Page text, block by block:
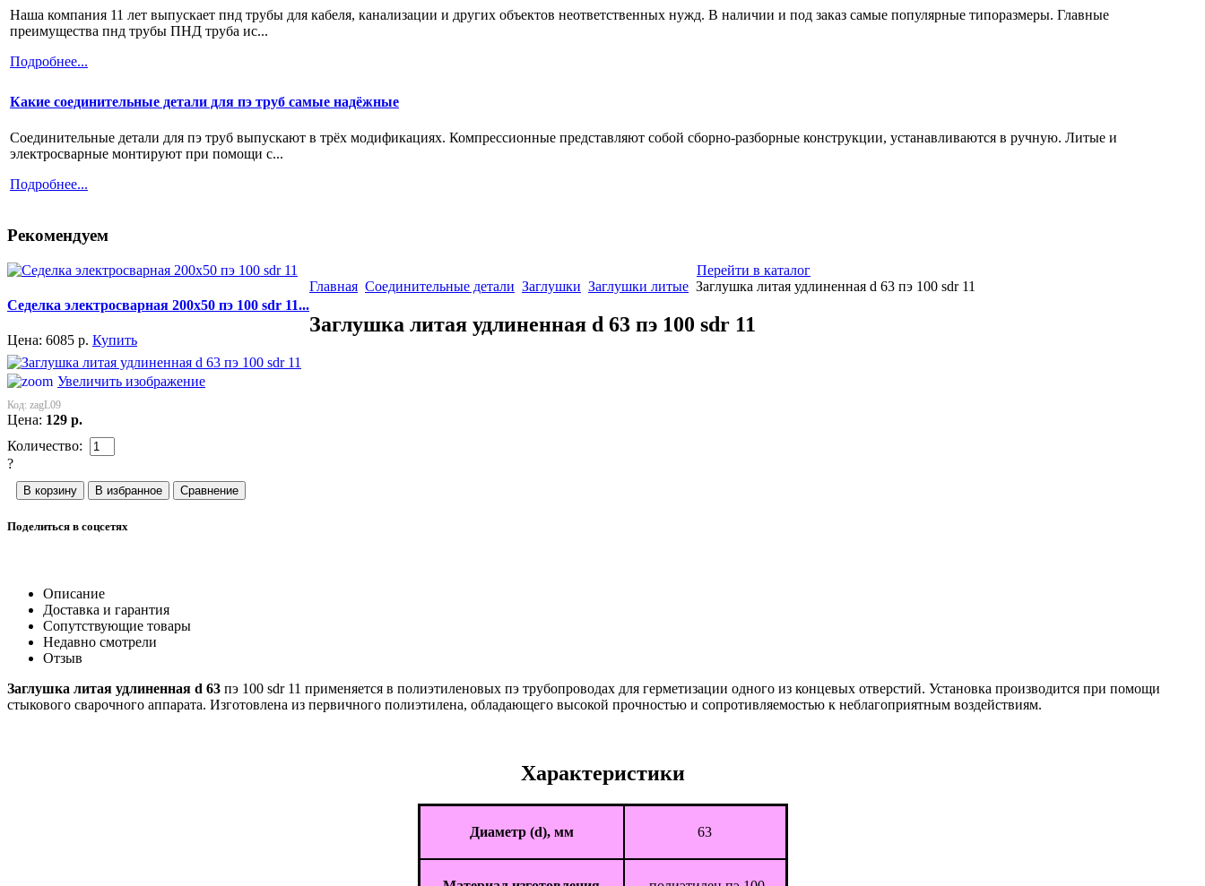
Наша компания 11 лет выпускает пнд трубы для кабеля, канализации и других объектов неответственных нужд. В наличии и под заказ самые популярные типоразмеры. Главные
преимущества пнд трубы ПНД труба ис...
Подробнее...
Какие соединительные детали для пэ труб самые надёжные
Соединительные детали для пэ труб выпускают в трёх модификациях. Компрессионные представляют собой сборно-разборные конструкции, устанавливаются в ручную. Литые и
электросварные монтируют при помощи с...
Подробнее...
Рекомендуем
Седелка электросварная 200x50 пэ 100 sdr 11...
Цена: 6085 р. Купить
Перейти в каталог
Главная Соединительные детали Заглушки Заглушки литые Заглушка литая удлиненная d 63 пэ 100 sdr 11
Заглушка литая удлиненная d 63 пэ 100 sdr 11
Увеличить изображение
Код: zagL09
Цена: 129 р.
Количество:
?
Поделиться в соцсетях
Описание
Доставка и гарантия
Сопутствующие товары
Недавно смотрели
Отзыв
Заглушка литая удлиненная d 63 пэ 100 sdr 11 применяется в полиэтиленовых пэ трубопроводах для герметизации одного из концевых отверстий. Установка производится при помощи
стыкового сварочного аппарата. Изготовлена из первичного полиэтилена, обладающего высокой прочностью и сопротивляемостью к неблагоприятным воздействиям.
Характеристики
Диаметр (d), мм 63